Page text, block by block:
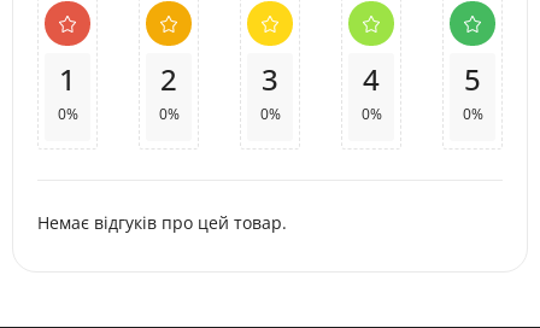
1
0%
2
0%
3
0%
4
0%
5
0%
Немає відгуків про цей товар.